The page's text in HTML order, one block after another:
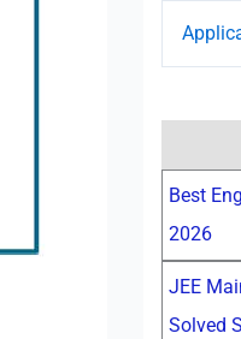
Best
2026
JEE
Solved